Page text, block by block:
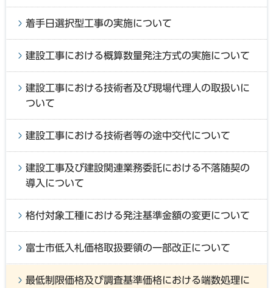
着手日選択型工事の実施について
建設工事における概算数量発注方式の実施について
建設工事における技術者及び現場代理人の取扱いに
ついて
建設工事における技術者等の途中交代について
建設工事及び建設関連業務委託における不落随契の
導入について
格付対象工種における発注基準金額の変更について
富士市低入札価格取扱要領の一部改正について
最低制限価格及び調査基準価格における端数処理に